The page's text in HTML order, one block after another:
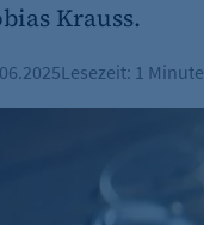
Krauss.
Lesezeit: 1 Minute